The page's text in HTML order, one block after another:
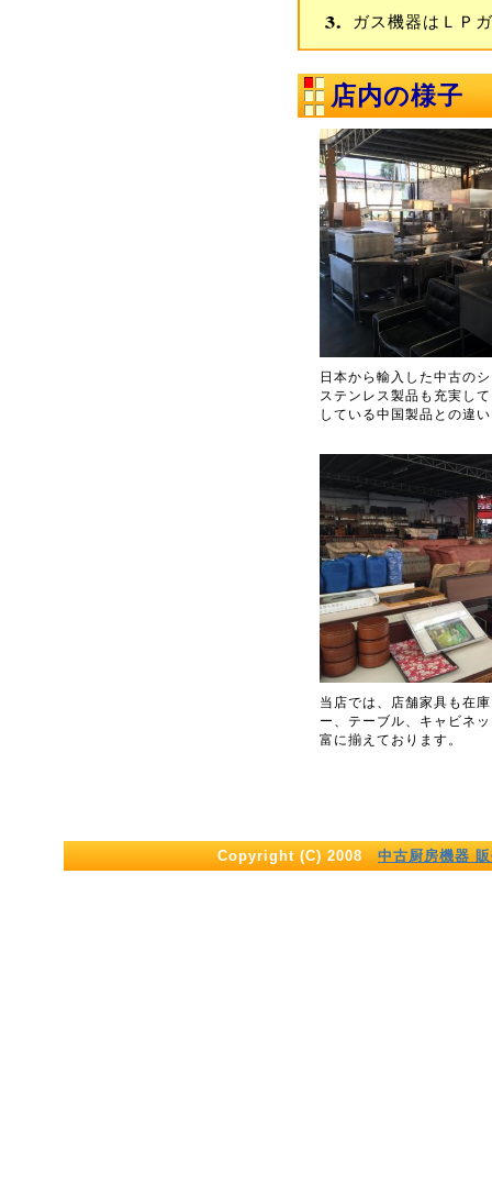
ガス機器はＬＰ
店内の様子
日本から輸入した中古の
ステンレス製品も充実し
している中国製品との違
当店では、店舗家具も在
ー、テーブル、キャビネ
富に揃えております。
Copyright (C) 2008 中古厨房機器